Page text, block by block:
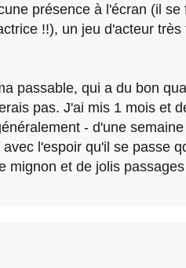
présence à l'écran (il
!!), un jeu d'acteur
passable, qui a du bon
pas. J'ai mis 1 mois et
- d'une
l'espoir qu'il se passe
mignon et de jolis